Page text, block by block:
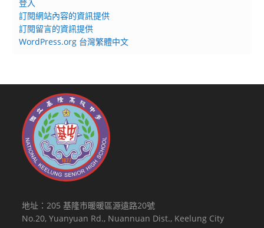
登入
訂閱網站內容的資訊提供
訂閱留言的資訊提供
WordPress.org 台灣繁體中文
地址：205 基隆市暖暖區源遠路20號
No.20, Yuanyuan Rd., Nuannuan Dist., Keelung City